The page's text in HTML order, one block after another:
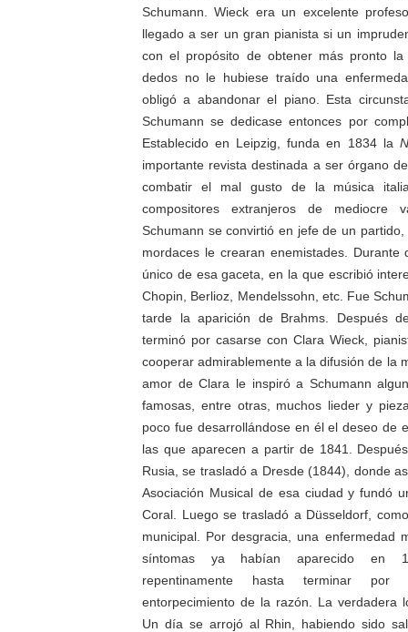
Schumann. Wieck era un excelente
llegado a ser un gran pianista si un
con el propósito de obtener más pronto la
dedos no le hubiese traído una
obligó a abandonar el piano. Esta
Schumann se dedicase entonces por
Establecido en Leipzig, funda en 1834 la
importante revista destinada a ser órgano
combatir el mal gusto de la música
compositores extranjeros de mediocre
Schumann se convirtió en jefe de un
mordaces le crearan enemistades. Durante
único de esa gaceta, en la que escribió
Chopin, Berlioz, Mendelssohn, etc. Fue
tarde la aparición de Brahms. Después
terminó por casarse con Clara Wieck,
cooperar admirablemente a la difusión de la
amor de Clara le inspiró a Schumann
famosas, entre otras, muchos lieder y
poco fue desarrollándose en él el deseo de
las que aparecen a partir de 1841.
Rusia, se trasladó a Dresde (1844), donde
Asociación Musical de esa ciudad y fundó
Coral. Luego se trasladó a Düsseldorf,
municipal. Por desgracia, una enfermedad
síntomas ya habían aparecido en
repentinamente hasta terminar
entorpecimiento de la razón. La verdadera
Un día se arrojó al Rhin, habiendo sido